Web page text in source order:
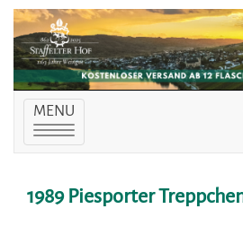
MENU
Toggle
navigation
1989 Piesporter